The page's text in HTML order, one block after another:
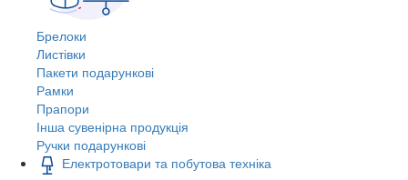
Брелоки
Листівки
Пакети подарункові
Рамки
Прапори
Інша сувенірна продукція
Ручки подарункові
Електротовари та побутова техніка